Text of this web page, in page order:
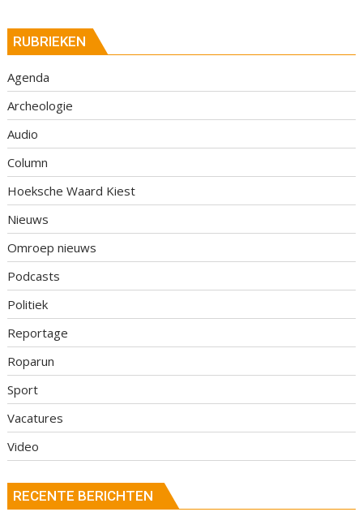
RUBRIEKEN
Agenda
Archeologie
Audio
Column
Hoeksche Waard Kiest
Nieuws
Omroep nieuws
Podcasts
Politiek
Reportage
Roparun
Sport
Vacatures
Video
RECENTE BERICHTEN